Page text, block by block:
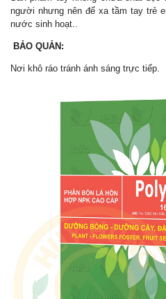
người nhưng nên để xa tầm tay trẻ
nước sinh hoạt..
BẢO QUẢN:
Nơi khô ráo tránh ánh sáng trực tiếp.